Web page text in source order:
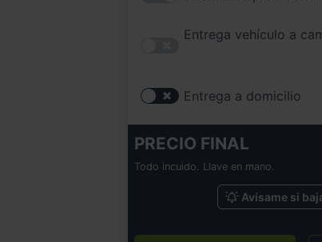
Entrega vehículo a
Entrega a domicilio
PRECIO FINAL
Todo incuido. Llave en mano.
Avísame si